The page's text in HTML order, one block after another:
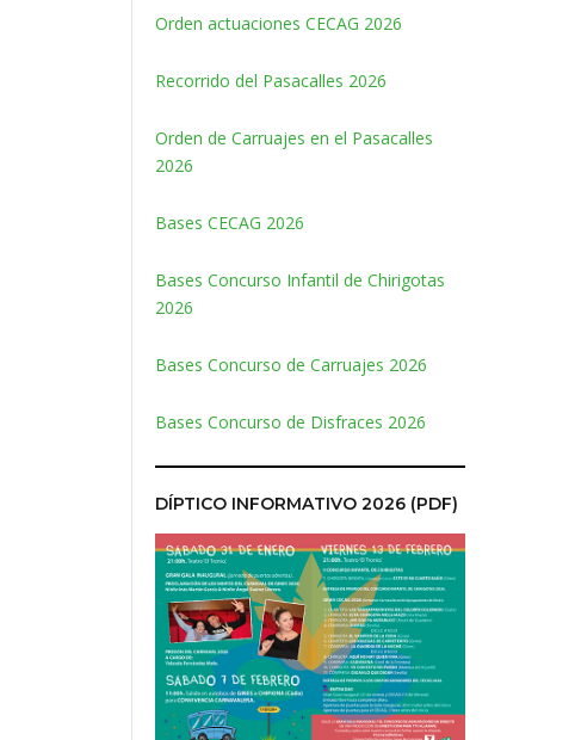
Orden actuaciones CECAG 2026
Recorrido del Pasacalles 2026
Orden de Carruajes en el Pasacalles
2026
Bases CECAG 2026
Bases Concurso Infantil de Chirigotas
2026
Bases Concurso de Carruajes 2026
Bases Concurso de Disfraces 2026
DÍPTICO INFORMATIVO 2026 (PDF)